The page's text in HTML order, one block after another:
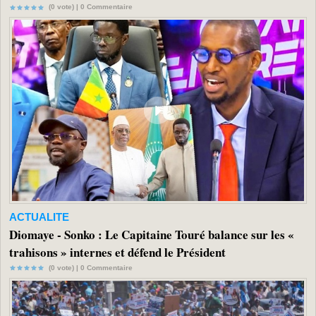
(0 vote) | 0 Commentaire
ACTUALITE
Diomaye - Sonko : Le Capitaine Touré balance sur les «
trahisons » internes et défend le Président
(0 vote) | 0 Commentaire